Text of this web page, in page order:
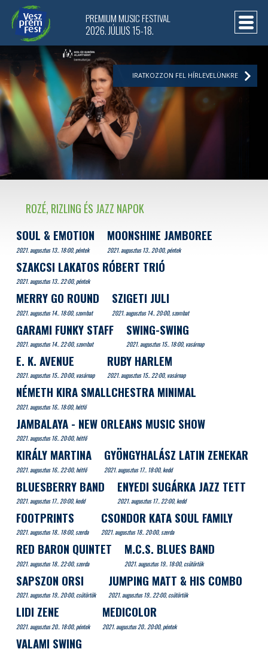
ROZÉ, RIZLING ÉS JAZZ NAPOK
SOUL & EMOTION
2021. augusztus 13.. 18:00, péntek
MOONSHINE JAMBOREE
2021. augusztus 13.. 20:00, péntek
SZAKCSI LAKATOS RÓBERT TRIÓ
2021. augusztus 13.. 22:00, péntek
MERRY GO ROUND
2021. augusztus 14.. 18:00, szombat
SZIGETI JULI
2021. augusztus 14.. 20:00, szombat
GARAMI FUNKY STAFF
2021. augusztus 14.. 22:00, szombat
SWING-SWING
2021. augusztus 15.. 18:00, vasárnap
E. K. AVENUE
2021. augusztus 15.. 20:00, vasárnap
RUBY HARLEM
2021. augusztus 15.. 22:00, vasárnap
NÉMETH KIRA SMALLCHESTRA MINIMAL
2021. augusztus 16.. 18:00, hétfő
JAMBALAYA - NEW ORLEANS MUSIC SHOW
2021. augusztus 16.. 20:00, hétfő
KIRÁLY MARTINA
2021. augusztus 16.. 22:00, hétfő
GYÖNGYHALÁSZ LATIN ZENEKAR
2021. augusztus 17.. 18:00, kedd
BLUESBERRY BAND
2021. augusztus 17.. 20:00, kedd
ENYEDI SUGÁRKA JAZZ TETT
2021. augusztus 17.. 22:00, kedd
FOOTPRINTS
2021. augusztus 18.. 18:00, szerda
CSONDOR KATA SOUL FAMILY
2021. augusztus 18.. 20:00, szerda
RED BARON QUINTET
2021. augusztus 18.. 22:00, szerda
M.C.S. BLUES BAND
2021. augusztus 19.. 18:00, csütörtök
SAPSZON ORSI
2021. augusztus 19.. 20:00, csütörtök
JUMPING MATT & HIS COMBO
2021. augusztus 19.. 22:00, csütörtök
LIDI ZENE
2021. augusztus 20.. 18:00, péntek
MEDICOLOR
2021. augusztus 20.. 20:00, péntek
VALAMI SWING
PREMIUM MUSIC FESTIVAL
2026. JÚLIUS 15-18.
IRATKOZZON FEL HÍRLEVELÜNKRE